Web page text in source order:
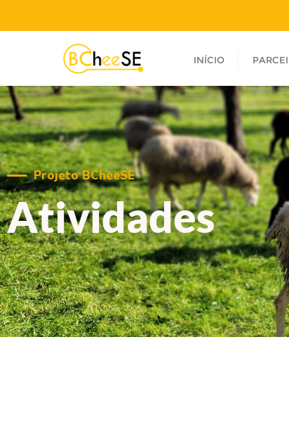
INÍCIO
Projeto BCheeSE
Atividades